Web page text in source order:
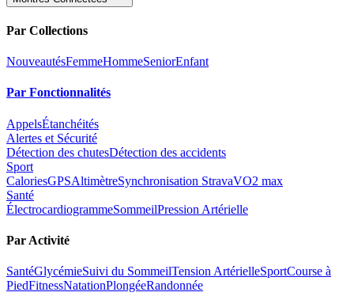
Par Collections
NouveautésFemmeHommeSeniorEnfant
Par Fonctionnalités
AppelsÉtanchéités
Alertes et Sécurité
Détection des chutesDétection des accidents
Sport
CaloriesGPSAltimètreSynchronisation StravaVO2 max
Santé
ÉlectrocardiogrammeSommeilPression Artérielle
Par Activité
SantéGlycémieSuivi du SommeilTension ArtérielleSportCourse à
PiedFitnessNatationPlongéeRandonnée